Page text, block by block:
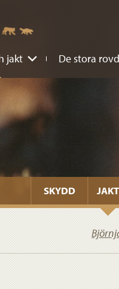
jakt De stora
SKYDD JAKT